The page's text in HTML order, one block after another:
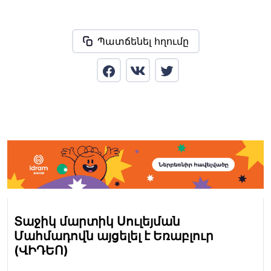
Պատճենել հղումը
Տաջիկ մարտիկ Սուլեյման
Մահմադովն այցելել է Եռաբլուր
(ՎԻԴԵՈ)